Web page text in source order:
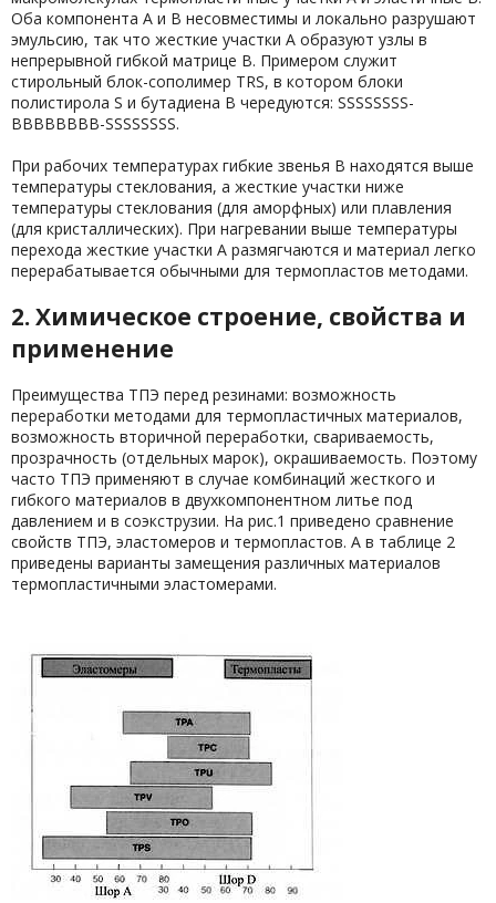
Оба компонента А и В несовместимы и локально разрушают
эмульсию, так что жесткие участки А образуют узлы в
непрерывной гибкой матрице В. Примером служит
стирольный блок-сополимер TRS, в котором блоки
полистирола S и бутадиена В чередуются: SSSSSSSS-
BBBBBBBB-SSSSSSSS.
При рабочих температурах гибкие звенья В находятся выше
температуры стеклования, а жесткие участки ниже
температуры стеклования (для аморфных) или плавления
(для кристаллических). При нагревании выше температуры
перехода жесткие участки А размягчаются и материал легко
перерабатывается обычными для термопластов методами.
2. Химическое строение, свойства и
применение
Преимущества ТПЭ перед резинами: возможность
переработки методами для термопластичных материалов,
возможность вторичной переработки, свариваемость,
прозрачность (отдельных марок), окрашиваемость. Поэтому
часто ТПЭ применяют в случае комбинаций жесткого и
гибкого материалов в двухкомпонентном литье под
давлением и в соэкструзии. На рис.1 приведено сравнение
свойств ТПЭ, эластомеров и термопластов. А в таблице 2
приведены варианты замещения различных материалов
термопластичными эластомерами.